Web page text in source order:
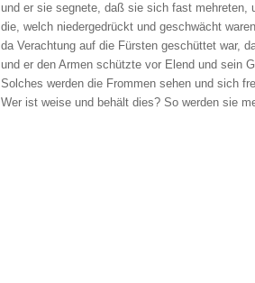
und er sie segnete, daß sie sich fast mehreten,
die, welch niedergedrückt und geschwächt
da Verachtung auf die Fürsten geschüttet war,
und er den Armen schützte vor Elend und sein
Solches werden die Frommen sehen und sich
Wer ist weise und behält dies? So werden sie